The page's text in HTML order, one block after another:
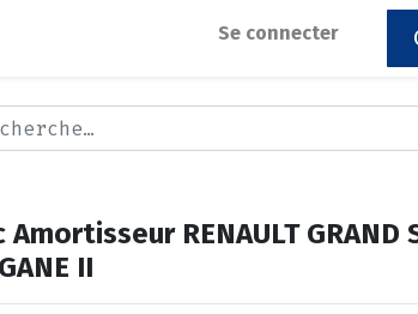
Se connecter
Amortisseur RENAULT GRAND
II